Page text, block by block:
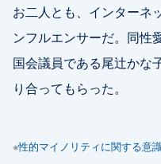
お二人とも、インターネ
ンフルエンサーだ。同性
国会議員である尾辻かな
り合ってもらった。
※性的マイノリティに関する意